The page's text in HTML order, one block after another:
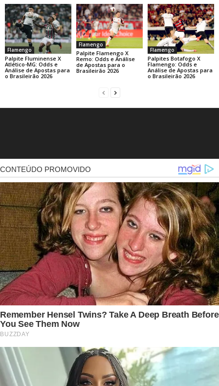
Flamengo
Palpite Fluminense X
Atlético-MG: Odds e
Análise de Apostas para
o Brasileirão 2026
Flamengo
Palpite Flamengo X
Remo: Odds e Análise
de Apostas para o
Brasileirão 2026
Flamengo
Palpites Botafogo X
Flamengo: Odds e
Análise de Apostas para
o Brasileirão 2026